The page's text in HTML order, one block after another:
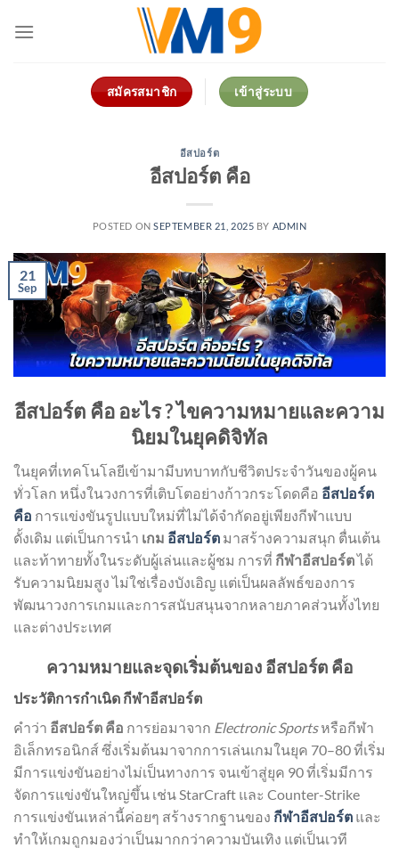
สมัครสมาชิก เข้าสู่ระบบ
อีสปอร์ต
อีสปอร์ต คือ
POSTED ONSEPTEMBER 21, 2025 BY ADMIN
21
Sep
อีสปอร์ต คือ อะไร ? ไขความหมายและความ
นิยมในยุคดิจิทัล
ในยุคที่เทคโนโลยีเข้ามามีบทบาทกับชีวิตประจำวันของผู้คน
ทั่วโลก หนึ่งในวงการที่เติบโตอย่างก้าวกระโดดคือ อีสปอร์ต
คือ การแข่งขันรูปแบบใหม่ที่ไม่ได้จำกัดอยู่เพียงกีฬาแบบ
ดั้งเดิม แต่เป็นการนำ เกม อีสปอร์ต มาสร้างความสนุก ตื่นเต้น
และท้าทายทั้งในระดับผู้เล่นและผู้ชม การที่ กีฬาอีสปอร์ตได้
รับความนิยมสูง ไม่ใช่เรื่องบังเอิญ แต่เป็นผลลัพธ์ของการ
พัฒนาวงการเกมและการสนับสนุนจากหลายภาคส่วนทั้งไทย
และต่างประเทศ
ความหมายและจุดเริ่มต้นของ อีสปอร์ต คือ
ประวัติการกำเนิด กีฬาอีสปอร์ต
คำว่า อีสปอร์ต คือ การย่อมาจาก Electronic Sportsหรือกีฬา
อิเล็กทรอนิกส์ ซึ่งเริ่มต้นมาจากการเล่นเกมในยุค 70–80 ที่เริ่ม
มีการแข่งขันอย่างไม่เป็นทางการ จนเข้าสู่ยุค 90 ที่เริ่มมีการ
จัดการแข่งขันใหญ่ขึ้น เช่น StarCraft และ Counter-Strike
การแข่งขันเหล่านี้ค่อยๆ สร้างรากฐานของ กีฬาอีสปอร์ต และ
ทำให้เกมถูกมองว่าเป็นมากกว่าความบันเทิง แต่เป็นเวที